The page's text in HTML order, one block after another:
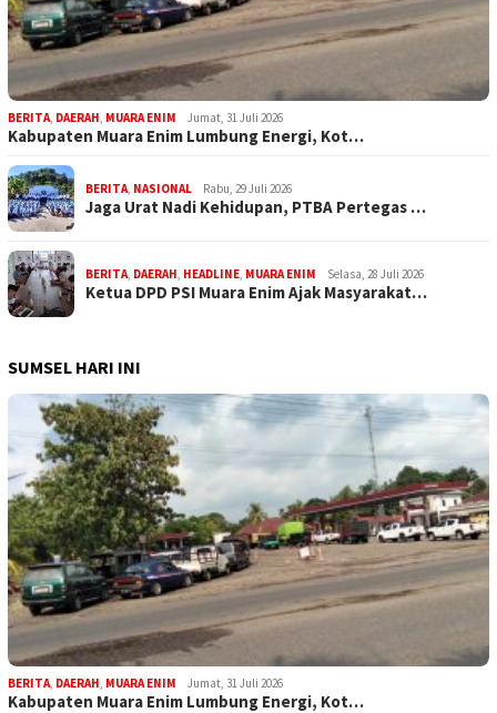
BERITA, DAERAH, MUARA ENIM Jumat, 31 Juli 2026
Kabupaten Muara Enim Lumbung Energi, Kot…
BERITA, NASIONAL Rabu, 29 Juli 2026
Jaga Urat Nadi Kehidupan, PTBA Pertegas …
BERITA, DAERAH, HEADLINE, MUARA ENIM Selasa, 28 Juli 2026
Ketua DPD PSI Muara Enim Ajak Masyarakat…
SUMSEL HARI INI
BERITA, DAERAH, MUARA ENIM Jumat, 31 Juli 2026
Kabupaten Muara Enim Lumbung Energi, Kot…